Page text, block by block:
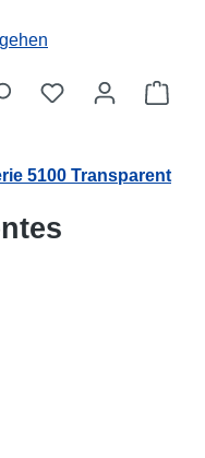
5100 Transparent